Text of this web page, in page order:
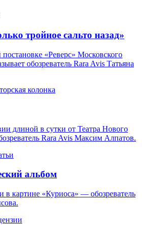
тройное сальто назад»
«Реверс» Московского
обозреватель Rara Avis Татьяна
колонка
длиной в сутки от Театра Нового
Rara Avis Максим Алпатов.
альбом
в картине «Куриоса» — обозреватель